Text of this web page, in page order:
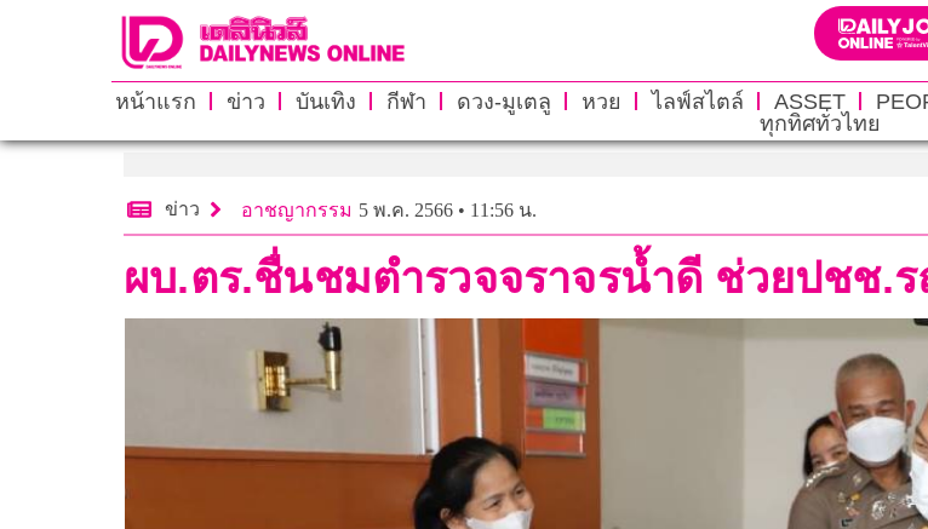
หน้าแรก ข่าว บันเทิง กีฬา ดวง-มูเตลู หวย ไลฟ์สไตล์ ASSET
ทุกทิศทั่วไทย
ข่าว อาชญากรรม 5 พ.ค. 2566 • 11:56 น.
ผบ.ตร.ชื่นชมตำรวจจราจรน้ำดี ช่วยปชช.ร